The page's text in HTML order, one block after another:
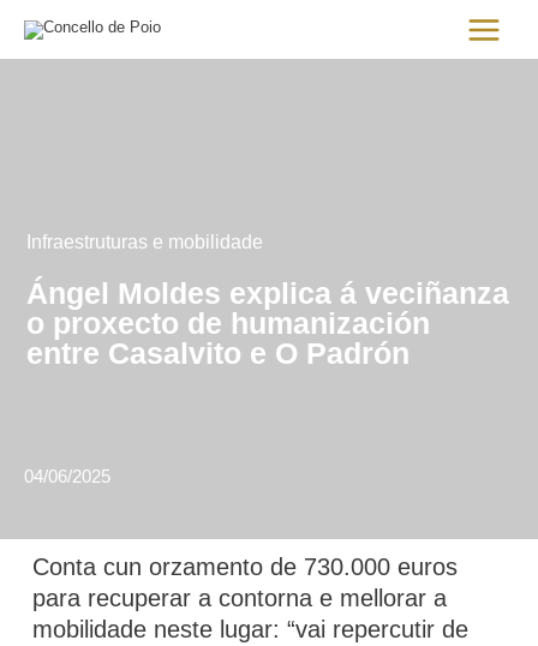
contenido
Main
Menu
Infraestruturas e mobilidade
Ángel Moldes explica á veciñanza
o proxecto de humanización
entre Casalvito e O Padrón
04/06/2025
Conta cun orzamento de 730.000 euros
para recuperar a contorna e mellorar a
mobilidade neste lugar: “vai repercutir de